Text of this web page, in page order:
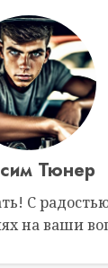
Тюнер
С
на ваши